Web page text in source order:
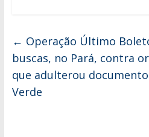
← Operação Último
buscas, no Pará, contra
que adulterou
Verde